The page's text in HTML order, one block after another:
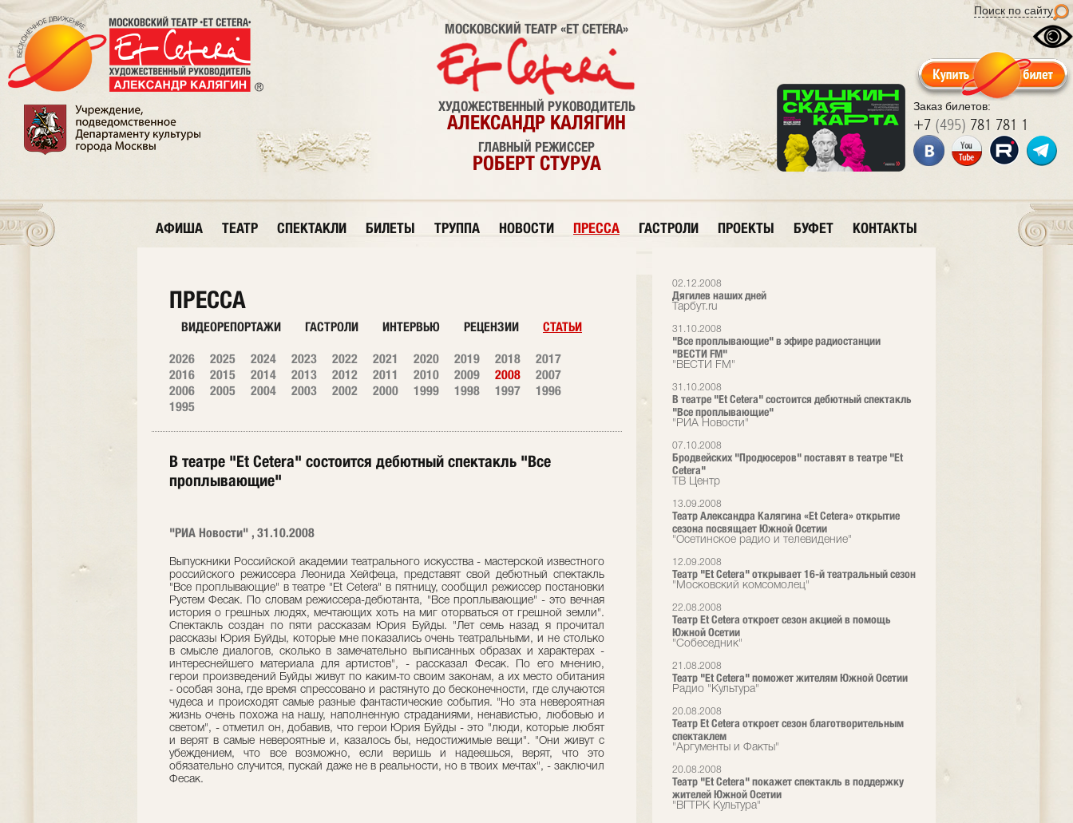
Поиск по сайту
Заказ билетов:
+7 (495) 781 781 1
МОСКОВСКИЙ ТЕАТР «ET CETERA»
ХУДОЖЕСТВЕННЫЙ РУКОВОДИТЕЛЬ
АЛЕКСАНДР КАЛЯГИН
ГЛАВНЫЙ РЕЖИССЕР
РОБЕРТ СТУРУА
АФИША ТЕАТР СПЕКТАКЛИ БИЛЕТЫ ТРУППА НОВОСТИ ПРЕССА ГАСТРОЛИ ПРОЕКТЫ БУФЕТ КОНТАКТЫ
02.12.2008
Дягилев наших дней
Тарбут.ru
31.10.2008
"Все проплывающие" в эфире радиостанции
"ВЕСТИ FM"
"ВЕСТИ FM"
31.10.2008
В театре "Et Cetera" состоится дебютный спектакль
"Все проплывающие"
"РИА Новости"
07.10.2008
Бродвейских "Продюсеров" поставят в театре "Et
Cetera"
ТВ Центр
13.09.2008
Театр Александра Калягина «Et Cetera» открытие
сезона посвящает Южной Осетии
"Осетинское радио и телевидение"
12.09.2008
Театр "Et Сetera" открывает 16-й театральный сезон
"Московский комсомолец"
22.08.2008
Театр Et Cetera откроет сезон акцией в помощь
Южной Осетии
"Собеседник"
21.08.2008
Театр "Et Cetera" поможет жителям Южной Осетии
Радио "Культура"
20.08.2008
Театр Et Cetera откроет сезон благотворительным
спектаклем
"Аргументы и Факты"
20.08.2008
Театр "Et Cetera" покажет спектакль в поддержку
жителей Южной Осетии
"ВГТРК Культура"
ПРЕССА
ВИДЕОРЕПОРТАЖИ ГАСТРОЛИ ИНТЕРВЬЮ РЕЦЕНЗИИ СТАТЬИ
2026 2025 2024 2023 2022 2021 2020 2019 2018
2017
2016
2015 2014 2013 2012 2011 2010 2009 2008
2007
2006
2005 2004 2003 2002 2000 1999 1998 1997
1996
1995
В театре "Et Cetera" состоится дебютный спектакль "Все
проплывающие"
"РИА Новости" , 31.10.2008
Выпускники Российской академии театрального искусства - мастерской известного
российского режиссера Леонида Хейфеца, представят свой дебютный спектакль
"Все проплывающие" в театре "Et Cetera" в пятницу, сообщил режиссер постановки
Рустем Фесак. По словам режиссера-дебютанта, "Все проплывающие" - это вечная
история о грешных людях, мечтающих хоть на миг оторваться от грешной земли".
Спектакль создан по пяти рассказам Юрия Буйды. "Лет семь назад я прочитал
рассказы Юрия Буйды, которые мне показались очень театральными, и не столько
в смысле диалогов, сколько в замечательно выписанных образах и характерах -
интереснейшего материала для артистов", - рассказал Фесак. По его мнению,
герои произведений Буйды живут по каким-то своим законам, а их место обитания
- особая зона, где время спрессовано и растянуто до бесконечности, где случаются
чудеса и происходят самые разные фантастические события. "Но эта невероятная
жизнь очень похожа на нашу, наполненную страданиями, ненавистью, любовью и
светом", - отметил он, добавив, что герои Юрия Буйды - это "люди, которые любят
и верят в самые невероятные и, казалось бы, недостижимые вещи". "Они живут с
убеждением, что все возможно, если веришь и надеешься, верят, что это
обязательно случится, пускай даже не в реальности, но в твоих мечтах", - заключил
Фесак.